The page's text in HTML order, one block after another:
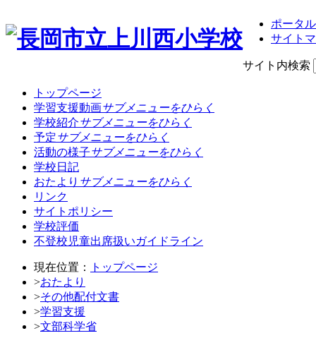
ポータ
サイト
サイト内検索
トップページ
学習支援動画サブメニューをひらく
学校紹介サブメニューをひらく
予定サブメニューをひらく
活動の様子サブメニューをひらく
学校日記
おたより サブメニューをひらく
リンク
サイトポリシー
学校評価
不登校児童出席扱いガイドライン
現在位置：
トップページ
>おたより
>その他配付文書
>学習支援
>文部科学省